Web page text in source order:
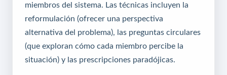
miembros del sistema. Las técnicas incluyen la
reformulación (ofrecer una perspectiva
alternativa del problema), las preguntas circulares
(que exploran cómo cada miembro percibe la
situación) y las prescripciones paradójicas.